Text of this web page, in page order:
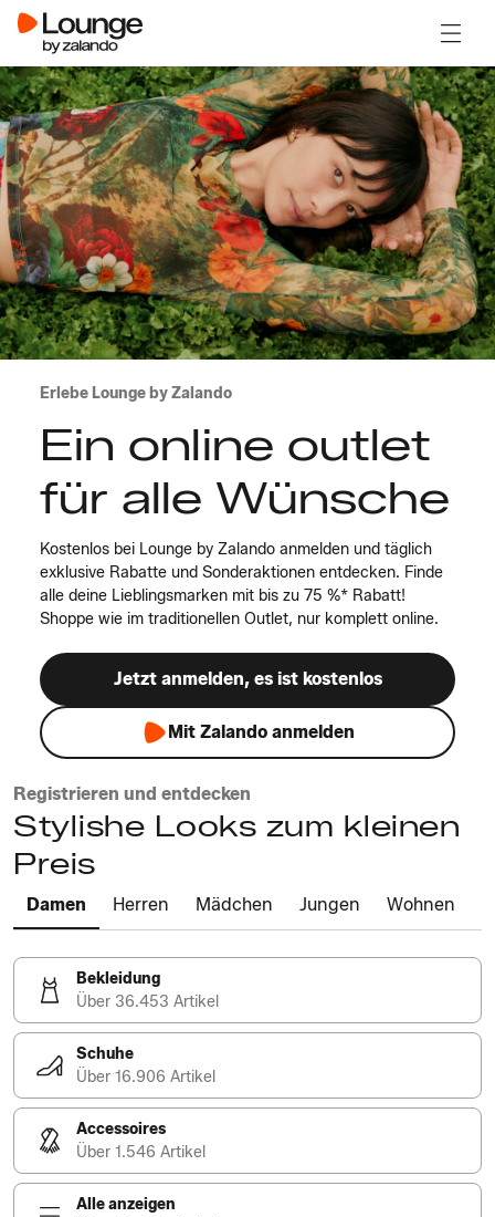
Erlebe Lounge by Zalando
Ein online outlet
für alle Wünsche
Kostenlos bei Lounge by Zalando anmelden und täglich
exklusive Rabatte und Sonderaktionen entdecken. Finde
alle deine Lieblingsmarken mit bis zu 75 %* Rabatt!
Shoppe wie im traditionellen Outlet, nur komplett online.
Jetzt anmelden, es ist kostenlos
Mit Zalando anmelden
Registrieren und entdecken
Stylishe Looks zum kleinen
Preis
Damen Herren Mädchen Jungen Wohnen
Bekleidung
Über 36.453 Artikel
Schuhe
Über 16.906 Artikel
Accessoires
Über 1.546 Artikel
Alle anzeigen